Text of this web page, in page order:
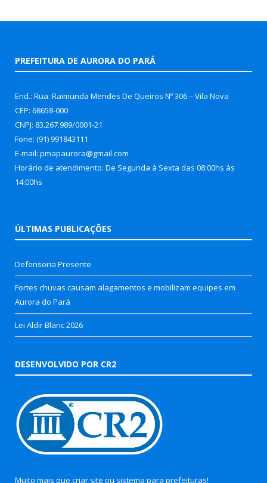
PREFEITURA DE AURORA DO PARÁ
End.: Rua: Raimunda Mendes De Queiros Nº 306 – Vila Nova
CEP: 68658-000
CNPJ: 83.267.989/0001-21
Fone: (91) 991843111
E-mail: pmapaurora@gmail.com
Horário de atendimento: De Segunda à Sexta das 08:00hs às
14:00hs
ÚLTIMAS PUBLICAÇÕES
Defensoria Presente
Fortes chuvas causam alagamentos e mobilizam equipes em
Aurora do Pará
Lei Aldir Blanc 2026
DESENVOLVIDO POR CR2
Muito mais que criar site ou sistema para prefeituras!